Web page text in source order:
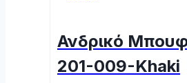
Ανδρικό
201-009-Khaki